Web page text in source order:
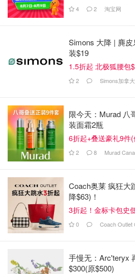
这类企业自己拥有房车，就像普通
例如Cruise America，是北美最大
盖了美国和加拿大许多城市。这类
多，车比较新，价格较低，有管理/
图片为
私人房车租用
4 2 淘宝网
Simons 大降 | 麂
装$19
1.5折起 北极狐腰包
2 Simons加拿
限今天：Murad 八
装面霜2瓶
6折起+叠送豪礼9件
2 8 Murad
Coach奥莱 疯狂大
降$63)！
3折起！金标卡包史
0 Coach Outlet
手慢无：Arc'teryx
$300(原$500)